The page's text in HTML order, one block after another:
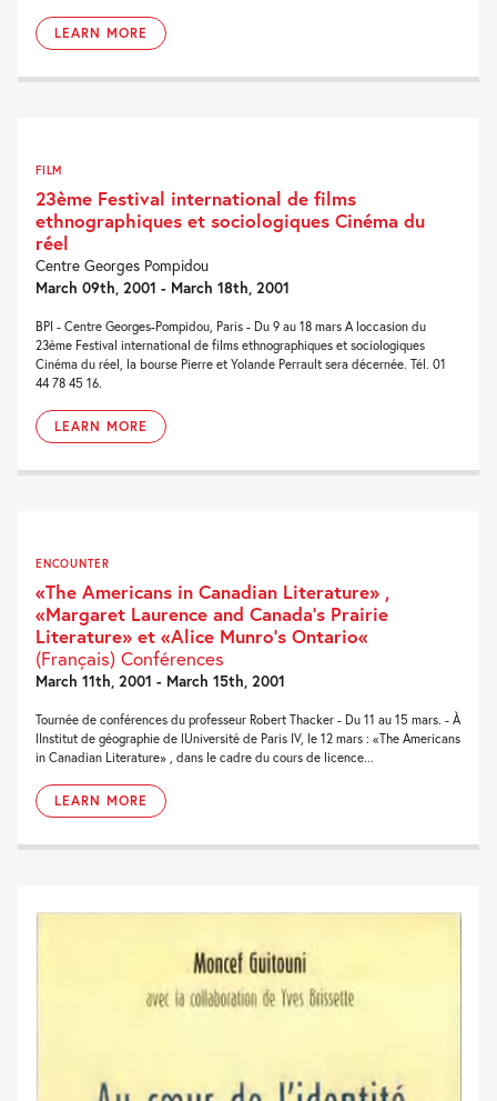
LEARN MORE
FILM
23ème Festival international de films
ethnographiques et sociologiques Cinéma du
réel
Centre Georges Pompidou
March 09th, 2001 - March 18th, 2001
BPI - Centre Georges-Pompidou, Paris - Du 9 au 18 mars A loccasion du
23ème Festival international de films ethnographiques et sociologiques
Cinéma du réel, la bourse Pierre et Yolande Perrault sera décernée. Tél. 01
44 78 45 16.
LEARN MORE
ENCOUNTER
«The Americans in Canadian Literature» ,
«Margaret Laurence and Canada’s Prairie
Literature» et «Alice Munro’s Ontario«
(Français) Conférences
March 11th, 2001 - March 15th, 2001
Tournée de conférences du professeur Robert Thacker - Du 11 au 15 mars. - À
lInstitut de géographie de lUniversité de Paris IV, le 12 mars : «The Americans
in Canadian Literature» , dans le cadre du cours de licence...
LEARN MORE